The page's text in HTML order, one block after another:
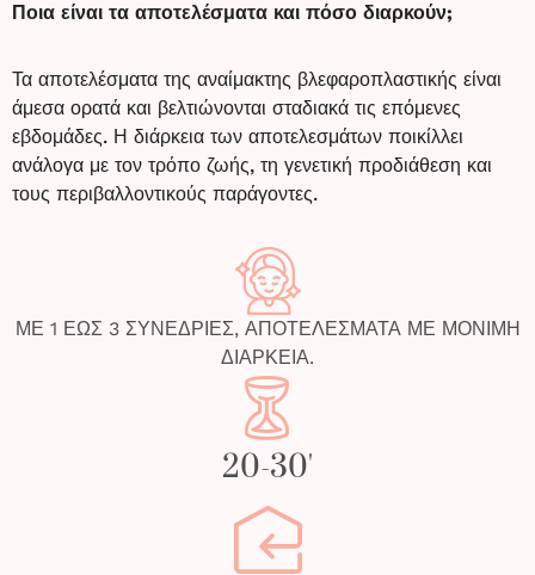
Ποια είναι τα αποτελέσματα και πόσο διαρκούν;
Τα αποτελέσματα της αναίμακτης βλεφαροπλαστικής είναι
άμεσα ορατά και βελτιώνονται σταδιακά τις επόμενες
εβδομάδες. Η διάρκεια των αποτελεσμάτων ποικίλλει
ανάλογα με τον τρόπο ζωής, τη γενετική προδιάθεση και
τους περιβαλλοντικούς παράγοντες.
ΜΕ 1 ΕΩΣ 3 ΣΥΝΕΔΡΙΕΣ, ΑΠΟΤΕΛΕΣΜΑΤΑ ΜΕ ΜΟΝΙΜΗ
ΔΙΑΡΚΕΙΑ.
20-30'